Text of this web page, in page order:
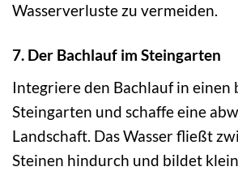
Wasserverluste zu vermeiden.
7. Der Bachlauf im Steingarten
Integriere den Bachlauf in einen
Steingarten und schaffe eine
Landschaft. Das Wasser fließt
Steinen hindurch und bildet